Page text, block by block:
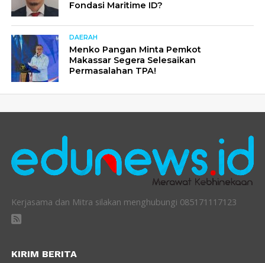
Fondasi Maritime ID?
DAERAH
Menko Pangan Minta Pemkot
Makassar Segera Selesaikan
Permasalahan TPA!
Kerjasama dan Mitra silakan menghubungi 085171117123
KIRIM BERITA